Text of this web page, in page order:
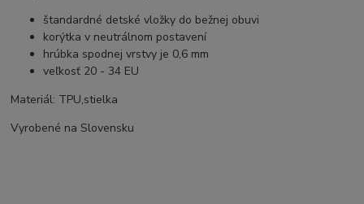
štandardné detské vložky do bežnej obuvi
korýtka v neutrálnom postavení
hrúbka spodnej vrstvy je 0,6 mm
veľkosť 20 - 34 EU
Materiál: TPU,stielka
Vyrobené na Slovensku